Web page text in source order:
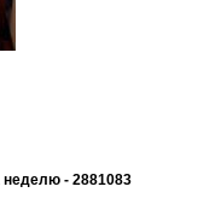
неделю - 2881083